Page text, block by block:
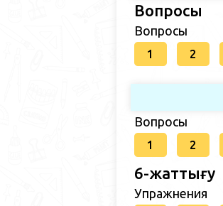
Вопросы
Вопросы
1 2
Вопросы
1 2
6-жаттығу
Упражнения